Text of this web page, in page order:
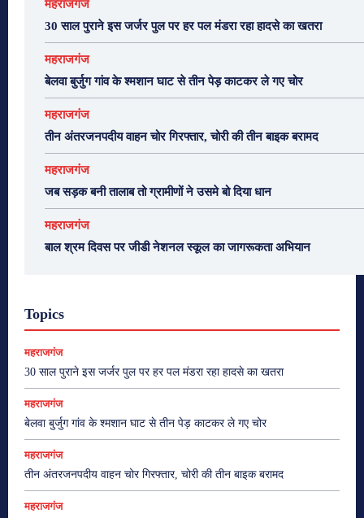
महराजगंज
30 साल पुराने इस जर्जर पुल पर हर पल मंडरा रहा हादसे का खतरा
महराजगंज
बेलवा बुर्जुग गांव के श्मशान घाट से तीन पेड़ काटकर ले गए चोर
महराजगंज
तीन अंतरजनपदीय वाहन चोर गिरफ्तार, चोरी की तीन बाइक बरामद
महराजगंज
जब सड़क बनी तालाब तो ग्रामीणों ने उसमे बो दिया धान
महराजगंज
बाल श्रम दिवस पर जीडी नेशनल स्कूल का जागरूकता अभियान
Topics
महराजगंज
30 साल पुराने इस जर्जर पुल पर हर पल मंडरा रहा हादसे का खतरा
महराजगंज
बेलवा बुर्जुग गांव के श्मशान घाट से तीन पेड़ काटकर ले गए चोर
महराजगंज
तीन अंतरजनपदीय वाहन चोर गिरफ्तार, चोरी की तीन बाइक बरामद
महराजगंज